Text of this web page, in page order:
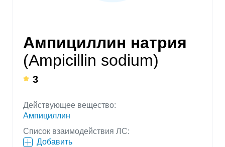
Ампициллин натрия
(Ampicillin sodium)
3
Действующее вещество:
Ампициллин
Список взаимодействия ЛС:
Добавить